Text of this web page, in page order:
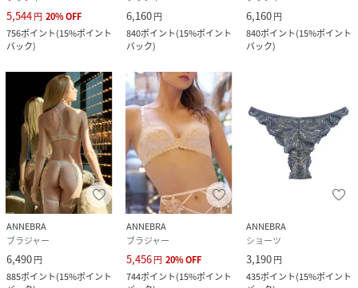
5,544円 20%OFF
756ポイント(15%ポイント
バック)
6,160円
840ポイント(15%ポイント
バック)
6,160円
840ポイント(15%ポイント
バック)
ANNEBRA
ブラジャー
6,490円
885ポイント(15%ポイント
ANNEBRA
ブラジャー
5,456円 20%OFF
744ポイント(15%ポイント
ANNEBRA
ショーツ
3,190円
435ポイント(15%ポイント